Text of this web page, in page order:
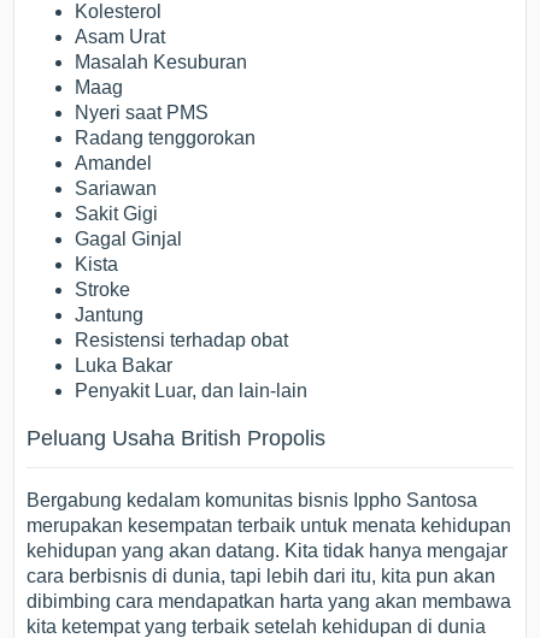
Kolesterol
Asam Urat
Masalah Kesuburan
Maag
Nyeri saat PMS
Radang tenggorokan
Amandel
Sariawan
Sakit Gigi
Gagal Ginjal
Kista
Stroke
Jantung
Resistensi terhadap obat
Luka Bakar
Penyakit Luar, dan lain-lain
Peluang Usaha British Propolis
Bergabung kedalam komunitas bisnis Ippho Santosa
merupakan kesempatan terbaik untuk menata kehidupan
kehidupan yang akan datang. Kita tidak hanya mengajar
cara berbisnis di dunia, tapi lebih dari itu, kita pun akan
dibimbing cara mendapatkan harta yang akan membawa
kita ketempat yang terbaik setelah kehidupan di dunia